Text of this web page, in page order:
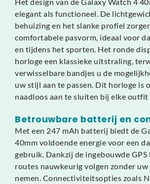
elegant als functioneel. De
behuizing en het slanke profiel
comfortabele pasvorm, ideaal voor
en tijdens het sporten. Het ronde
horloge een klassieke uitstraling,
verwisselbare bandjes u de
uw stijl aan te passen. Dit horloge is
naadloos aan te sluiten bij elke outfit
Betrouwbare batterij en
Met een 247 mAh batterij biedt de
40mm voldoende energie voor een
gebruik. Dankzij de ingebouwde
routes nauwkeurig volgen zonder
nemen. Connectiviteitsopties zoals